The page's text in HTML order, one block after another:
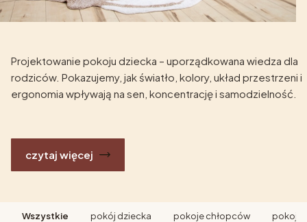
Projektowanie pokoju dziecka – uporządkowana wiedza dla
rodziców. Pokazujemy, jak światło, kolory, układ przestrzeni i
ergonomia wpływają na sen, koncentrację i samodzielność.
czytaj więcej
Wszystkie pokój dziecka pokoje chłopców pokoje